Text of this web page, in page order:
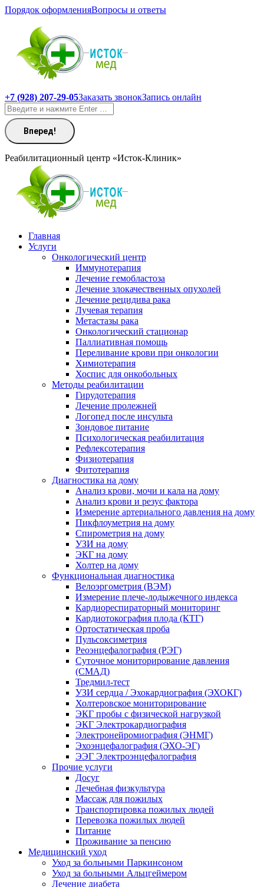
Перейти
содержанию
Порядок оформленияВопросы и ответы
+7 (928) 207-29-05Заказать звонокЗапись онлайн
Поиск:
Реабилитационный центр «Исток-Клиник»
Главная
Услуги
Онкологический центр
Иммунотерапия
Лечение гемобластоза
Лечение злокачественных опухолей
Лечение рецидива рака
Лучевая терапия
Метастазы рака
Онкологический стационар
Паллиативная помощь
Переливание крови при онкологии
Химиотерапия
Хоспис для онкобольных
Методы реабилитации
Гирудотерапия
Лечение пролежней
Логопед после инсульта
Зондовое питание
Психологическая реабилитация
Рефлексотерапия
Физиотерапия
Фитотерапия
Диагностика на дому
Анализ крови, мочи и кала на дому
Анализ крови и резус фактора
Измерение артериального давления на дому
Пикфлоуметрия на дому
Спирометрия на дому
УЗИ на дому
ЭКГ на дому
Холтер на дому
Функциональная диагностика
Велоэргометрия (ВЭМ)
Измерение плече-лодыжечного индекса
Кардиореспираторный мониторинг
Кардиотокография плода (КТГ)
Ортостатическая проба
Пульсоксиметрия
Реоэнцефалография (РЭГ)
Суточное мониторирование давления
(СМАД)
Тредмил-тест
УЗИ сердца / Эхокардиография (ЭХОКГ)
Холтеровское мониторирование
ЭКГ пробы с физической нагрузкой
ЭКГ Электрокардиография
Электронейромиография (ЭНМГ)
Эхоэнцефалография (ЭХО-ЭГ)
ЭЭГ Электроэнцефалография
Прочие услуги
Досуг
Лечебная физкультура
Массаж для пожилых
Транспортировка пожилых людей
Перевозка пожилых людей
Питание
Проживание за пенсию
Медицинский уход
Уход за больными Паркинсоном
Уход за больными Альцгеймером
Лечение диабета